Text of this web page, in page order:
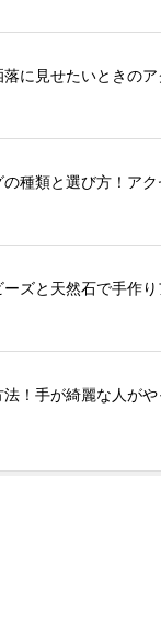
に見せたいときの
種類と選び方！ア
ズと天然石で手作
！手が綺麗な人が